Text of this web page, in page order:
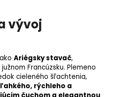
vývoj
Ariégsky stavač,
južnom Francúzsku. Plemeno
cieleného šľachtenia,
ľahkého, rýchleho a